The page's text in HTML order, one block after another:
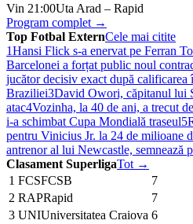
Vin 21:00Uta Arad – Rapid
Program complet →
Top Fotbal ExternCele mai citite
1Hansi Flick s-a enervat pe Ferran
Barcelonei a forțat public noul
jucător decisiv exact după calificarea
Braziliei3David Owori, căpitanul lui
atac4Vozinha, la 40 de ani, a trecut
i-a schimbat Cupa Mondială traseul5
pentru Vinicius Jr. la 24 de milioane
antrenor al lui Newcastle, semnează
Clasament SuperligaTot →
1 FCSFCSB
7
2 RAPRapid
7
3 UNIUniversitatea Craiova 6